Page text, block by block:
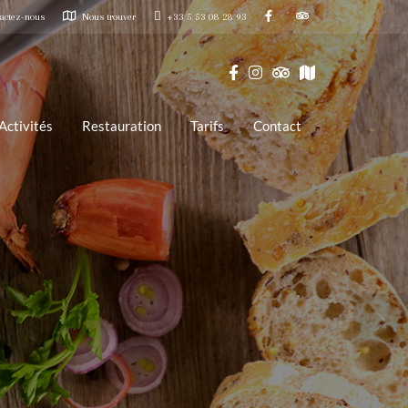
nous Nous trouver +33 5 53 08 28 93
Restauration Tarifs Contact